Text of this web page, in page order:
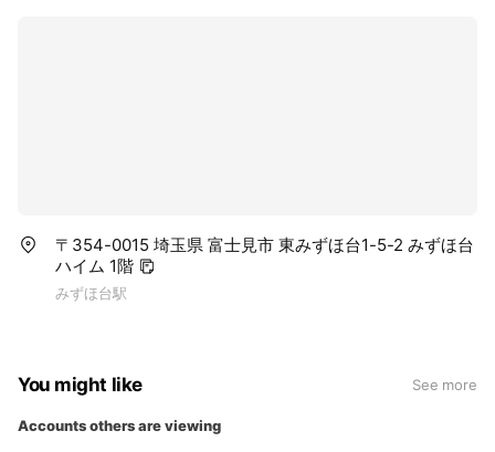
〒354-0015 埼玉県 富士見市 東みずほ台1-5-2 みずほ台
ハイム 1階
みずほ台駅
You might like See more
Accounts others are viewing